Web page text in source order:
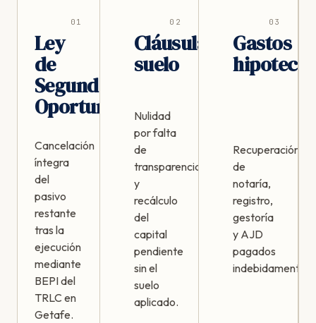
01
Ley
de
Segunda
Oportunidad
Cancelación
íntegra
del
pasivo
restante
tras la
ejecución
mediante
BEPI del
TRLC en
Getafe.
02
Cláusula
suelo
Nulidad
por falta
de
transparencia
y
recálculo
del
capital
pendiente
sin el
suelo
aplicado.
03
Gastos
Recuperación
de
notaría,
registro,
gestoría
y AJD
pagados
indebidamente.